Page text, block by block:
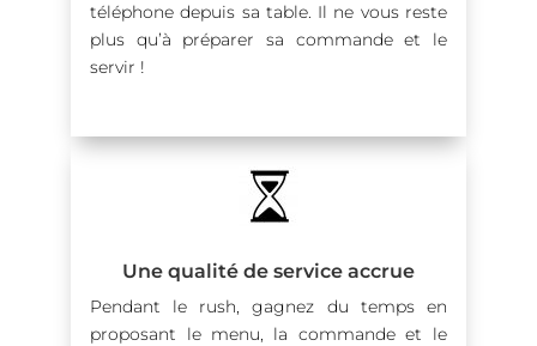
téléphone depuis sa table. Il ne vous reste
plus qu’à préparer sa commande et le
servir !
Une qualité de service accrue
Pendant le rush, gagnez du temps en
proposant le menu, la commande et le